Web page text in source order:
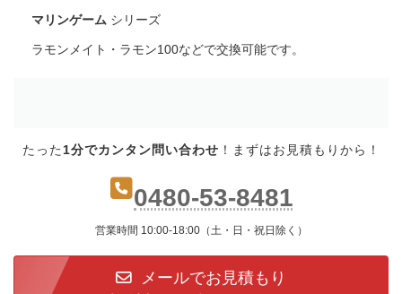
マリンゲーム シリーズ
ラモンメイト・ラモン100などで交換可能です。
たった 1分でカンタン問い合わせ ！まずはお見積もりから！
0480-53-8481
営業時間 10:00-18:00（土・日・祝日除く）
メールでお見積もり